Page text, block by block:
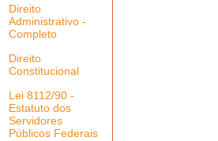
Direito
Administrativo -
Completo
Direito
Constitucional
Lei 8112/90 -
Estatuto dos
Servidores
Públicos Federais